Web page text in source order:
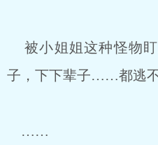
被小姐姐这种怪物
子，下下辈子……都逃不
……